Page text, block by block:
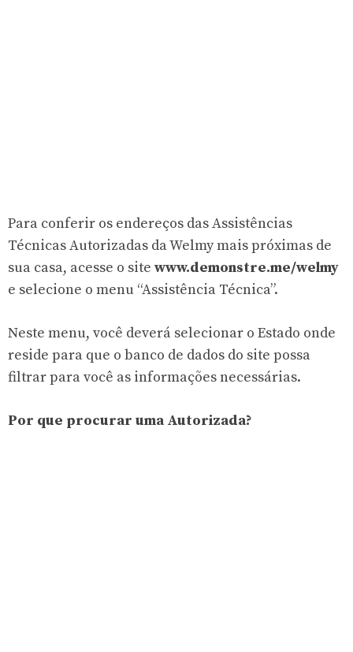
Para conferir os endereços das Assistências
Técnicas Autorizadas da Welmy mais próximas de
sua casa, acesse o site www.demonstre.me/welmy
e selecione o menu “Assistência Técnica”.
Neste menu, você deverá selecionar o Estado onde
reside para que o banco de dados do site possa
filtrar para você as informações necessárias.
Por que procurar uma Autorizada?